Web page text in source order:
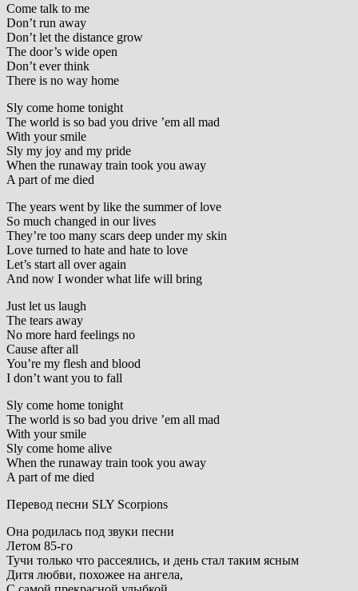
Come talk to me
Don’t run away
Don’t let the distance grow
The door’s wide open
Don’t ever think
There is no way home
Sly come home tonight
The world is so bad you drive ’em all mad
With your smile
Sly my joy and my pride
When the runaway train took you away
A part of me died
The years went by like the summer of love
So much changed in our lives
They’re too many scars deep under my skin
Love turned to hate and hate to love
Let’s start all over again
And now I wonder what life will bring
Just let us laugh
The tears away
No more hard feelings no
Cause after all
You’re my flesh and blood
I don’t want you to fall
Sly come home tonight
The world is so bad you drive ’em all mad
With your smile
Sly come home alive
When the runaway train took you away
A part of me died
Перевод песни SLY Scorpions
Она родилась под звуки песни
Летом 85-го
Тучи только что рассеялись, и день стал таким ясным
Дитя любви, похожее на ангела,